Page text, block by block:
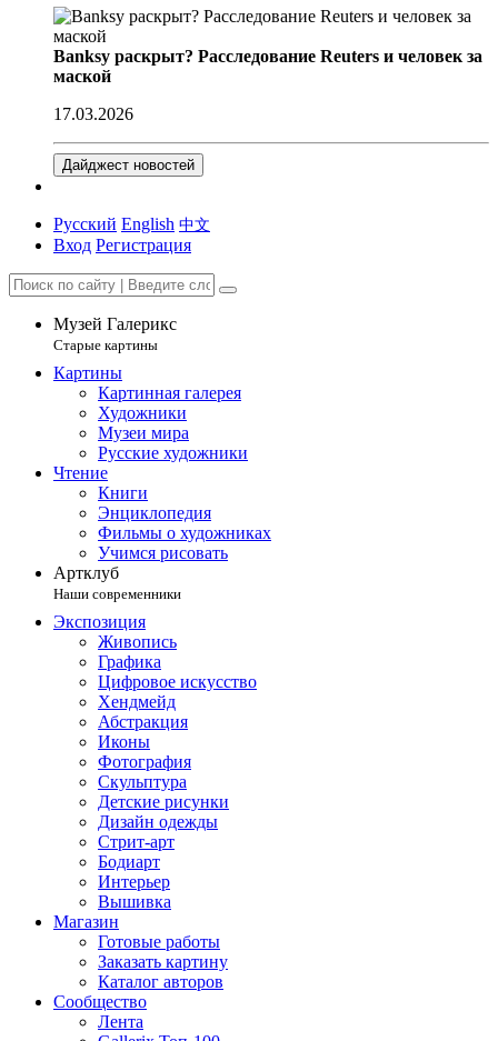
Banksy раскрыт? Расследование Reuters и человек за
маской
17.03.2026
Дайджест новостей
Русский English 中文
Вход Регистрация
Музей Галерикс
Старые картины
Картины
Картинная галерея
Художники
Музеи мира
Русские художники
Чтение
Книги
Энциклопедия
Фильмы о художниках
Учимся рисовать
Артклуб
Наши современники
Экспозиция
Живопись
Графика
Цифровое искусство
Хендмейд
Абстракция
Иконы
Фотография
Скульптура
Детские рисунки
Дизайн одежды
Стрит-арт
Бодиарт
Интерьер
Вышивка
Магазин
Готовые работы
Заказать картину
Каталог авторов
Сообщество
Лента